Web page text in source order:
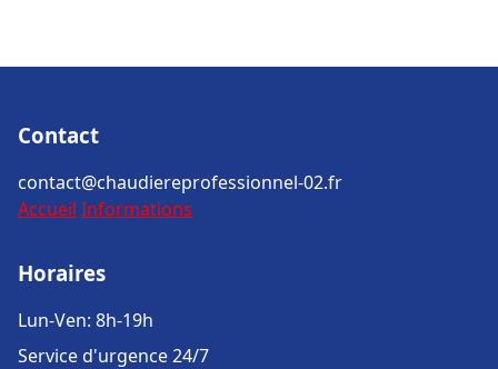
Contact
contact@chaudiereprofessionnel-02.fr
Accueil Informations
Horaires
Lun-Ven: 8h-19h
Service d'urgence 24/7